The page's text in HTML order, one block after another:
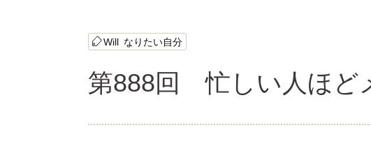
Will なりたい自分
第888回 忙しい人ほど